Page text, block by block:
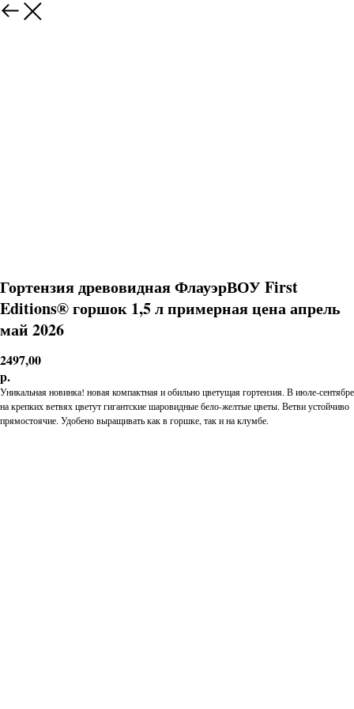
Гортензия древовидная ФлауэрВОУ First
Editions® горшок 1,5 л примерная цена апрель
май 2026
2497,00
р.
Уникальная новинка! новая компактная и обильно цветущая гортензия. В июле-сентябре
на крепких ветвях цветут гигантские шаровидные бело-желтые цветы. Ветви устойчиво
прямостоячие. Удобено выращивать как в горшке, так и на клумбе.